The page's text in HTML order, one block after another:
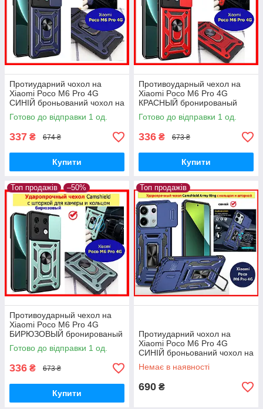
Протиударний чохол на
Xiaomi Poco M6 Pro 4G
СИНІЙ броньований чохол на
телефон з підставкою і
шторкою
Готово до відправки 1 од.
337 ₴ 674 ₴
Купити
Противоударный чехол на
Xiaomi Poco M6 Pro 4G
КРАСНЫЙ бронированый
чохол на телефон з шторкою
і підставкою
Готово до відправки 1 од.
336 ₴ 673 ₴
Купити
Топ продажів –50%
Противоударный чехол на
Xiaomi Poco M6 Pro 4G
БИРЮЗОВЫЙ бронированый
чохол на телефон з
підставкою і шторкою
Готово до відправки 1 од.
336 ₴ 673 ₴
Купити
Топ продажів
Протиударний чохол на
Xiaomi Poco M6 Pro 4G
СИНІЙ броньований чохол на
телефон з підставкою і
шторкою
Немає в наявності
690 ₴